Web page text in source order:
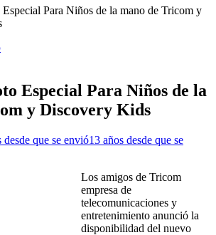
Para Niños de la mano de Tricom y
Especial Para Niños de la
y Discovery Kids
desde que se envió13 años desde que se
Los amigos de Tricom
empresa de
telecomunicaciones y
entretenimiento anunció la
disponibilidad del nuevo